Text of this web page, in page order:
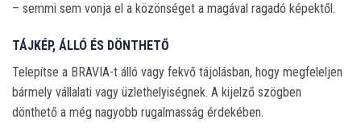
– semmi sem vonja el a közönséget a magával ragadó képektől.
TÁJKÉP, ÁLLÓ ÉS DÖNTHETŐ
Telepítse a BRAVIA-t álló vagy fekvő tájolásban, hogy megfeleljen
bármely vállalati vagy üzlethelyiségnek. A kijelző szögben
dönthető a még nagyobb rugalmasság érdekében.